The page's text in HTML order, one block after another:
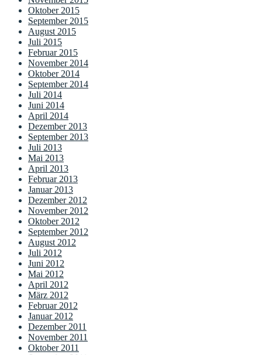
Oktober 2015
September 2015
August 2015
Juli 2015
Februar 2015
November 2014
Oktober 2014
September 2014
Juli 2014
Juni 2014
April 2014
Dezember 2013
September 2013
Juli 2013
Mai 2013
April 2013
Februar 2013
Januar 2013
Dezember 2012
November 2012
Oktober 2012
September 2012
August 2012
Juli 2012
Juni 2012
Mai 2012
April 2012
März 2012
Februar 2012
Januar 2012
Dezember 2011
November 2011
Oktober 2011